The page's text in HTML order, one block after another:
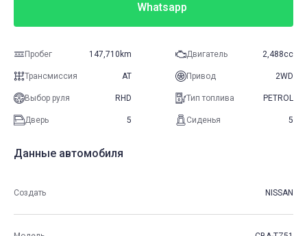
Whatsapp
Пробег 147,710km Двигатель 2,488cc
Трансмиссия AT Привод 2WD
Выбор руля RHD Тип топлива PETROL
Дверь 5 Сиденья 5
Данные автомобиля
Создать NISSAN